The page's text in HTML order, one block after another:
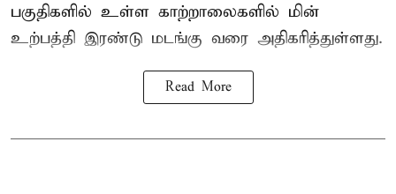
பகுதிகளில் உள்ள காற்றாலைகளில் மின்
உற்பத்தி இரண்டு மடங்கு வரை அதிகரித்துள்ளது.
Read More